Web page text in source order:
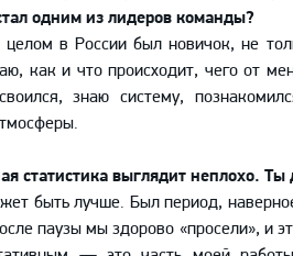
Северсталь
ЦСКА
одним из лидеров команды?
в России был новичок, не
как и что происходит, чего от
знаю систему,
статистика выглядит неплохо. Ты
быть лучше. Был период,
паузы мы здорово «просели», и